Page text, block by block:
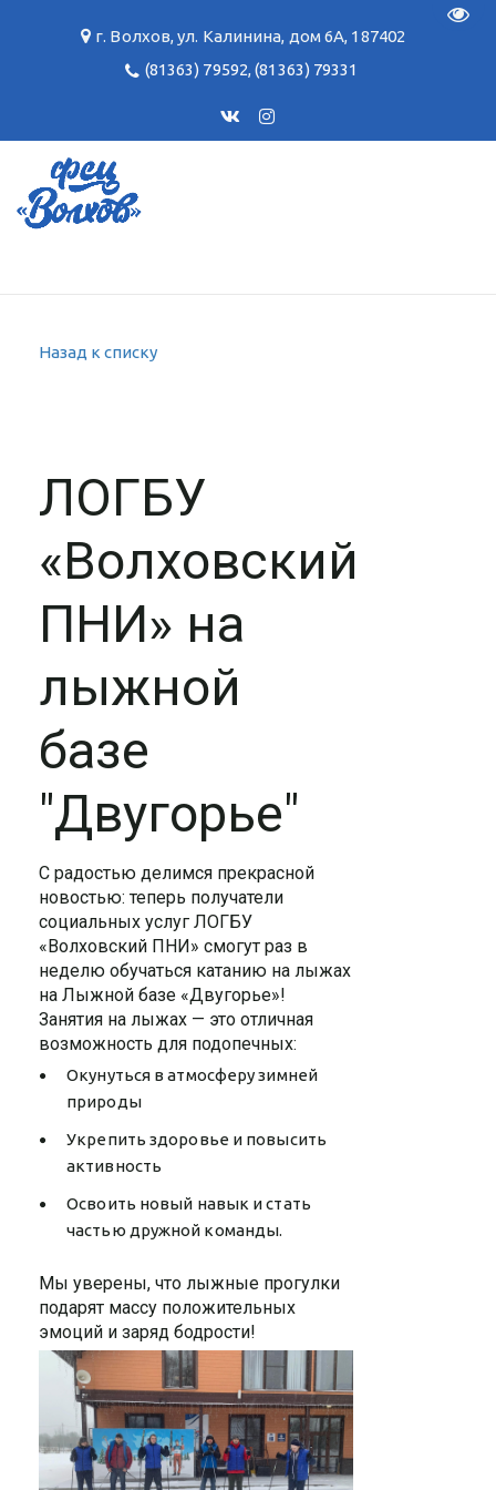
г. Волхов,ул. Калинина, дом 6А, 187402
(81363) 79592,(81363) 79331
Назад к списку
ЛОГБУ
«Волховский
ПНИ» на
лыжной
базе
"Двугорье"
С радостью делимся прекрасной
новостью: теперь получатели
социальных услуг ЛОГБУ
«Волховский ПНИ» смогут раз в
неделю обучаться катанию на лыжах
на Лыжной базе «Двугорье»!
Занятия на лыжах — это отличная
возможность для подопечных:
Окунуться в атмосферу зимней
природы
Укрепить здоровье и повысить
активность
Освоить новый навык и стать
частью дружной команды.
Мы уверены, что лыжные прогулки
подарят массу положительных
эмоций и заряд бодрости!